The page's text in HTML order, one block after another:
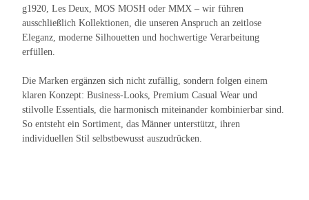
g1920, Les Deux, MOS MOSH oder MMX – wir führen
ausschließlich Kollektionen, die unseren Anspruch an zeitlose
Eleganz, moderne Silhouetten und hochwertige Verarbeitung
erfüllen.
Die Marken ergänzen sich nicht zufällig, sondern folgen einem
klaren Konzept: Business-Looks, Premium Casual Wear und
stilvolle Essentials, die harmonisch miteinander kombinierbar sind.
So entsteht ein Sortiment, das Männer unterstützt, ihren
individuellen Stil selbstbewusst auszudrücken.